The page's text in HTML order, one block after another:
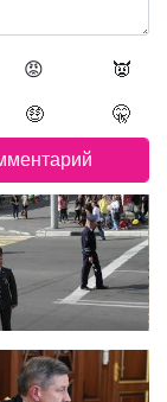
😡 👿
🤑 🤫